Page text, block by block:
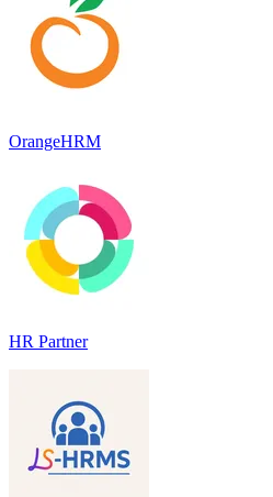
OrangeHRM
HR Partner